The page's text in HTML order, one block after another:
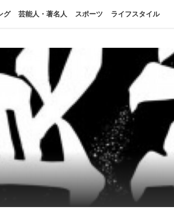
グ 芸能人・著名人 スポーツ ライフスタイル